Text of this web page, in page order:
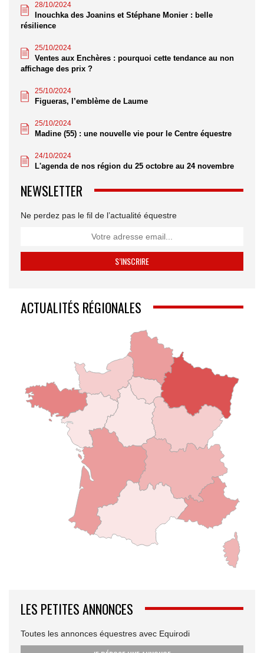
28/10/2024
Inouchka des Joanins et Stéphane Monier : belle
résilience
25/10/2024
Ventes aux Enchères : pourquoi cette tendance au non
affichage des prix ?
25/10/2024
Figueras, l’emblème de Laume
25/10/2024
Madine (55) : une nouvelle vie pour le Centre équestre
24/10/2024
L'agenda de nos région du 25 octobre au 24 novembre
NEWSLETTER
Ne perdez pas le fil de l’actualité équestre
ACTUALITÉS RÉGIONALES
LES PETITES ANNONCES
Toutes les annonces équestres avec Equirodi